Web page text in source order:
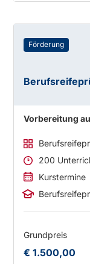
Förderung
Vorbereitung
200
Kurstermine
Grundpreis
€ 1.500,00